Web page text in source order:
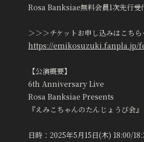
Rosa Banksiae無料会員1次先行受
＞＞＞チケットお申し込みはこちら
https://emikosuzuki.fanpla.jp/
【公演概要】
6th Anniversary Live
Rosa Banksiae Presents
『えみこちゃんのたんじょうび会』
日時：2025年5月15日(木) 18:00/